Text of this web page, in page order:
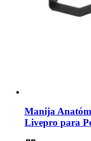
Manija
Livepro para